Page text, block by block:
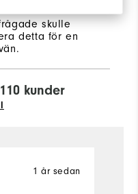
skulle
detta för en
kunder
1 år sedan